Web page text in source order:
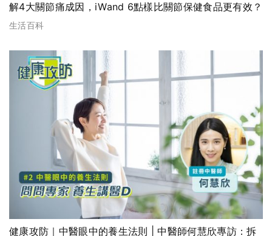
解4大關節痛成因，iWand 6點樣比關節保健食品更有效？
生活百科
健康攻防｜中醫眼中的養生法則 | 中醫師何慧欣專訪：拆